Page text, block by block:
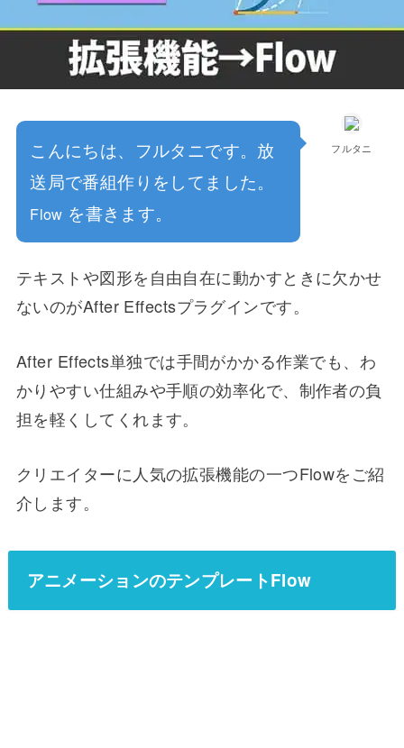
フルタニ
こんにちは、フルタニです。放
送局で番組作りをしてました。
Flow を書きます。
テキストや図形を自由自在に動かすときに欠かせ
ないのがAfter Effectsプラグインです。
After Effects単独では手間がかかる作業でも、わ
かりやすい仕組みや手順の効率化で、制作者の負
担を軽くしてくれます。
クリエイターに人気の拡張機能の一つFlowをご紹
介します。
アニメーションのテンプレートFlow